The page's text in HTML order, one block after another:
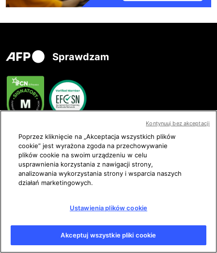
Sprawdzam
Skontaktuj się z nami
Obserwuj nas
Warunki korzystania
Poprzez kliknięcie na „Akceptacja wszystkich plików
cookie” jest wyrażona zgoda na przechowywanie
plików cookie na swoim urządzeniu w celu
usprawnienia korzystania z nawigacji strony,
analizowania wykorzystania strony i wsparcia naszych
działań marketingowych.
Ustawienia plików cookie
Akceptuj wszystkie pliki cookie
Kontynuuj bez akceptacji